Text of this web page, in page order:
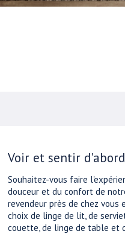
Voir et sentir
Souhaitez-vous faire
douceur et du confort de
revendeur près de chez vous
choix de linge de lit, de
couette, de linge de table et